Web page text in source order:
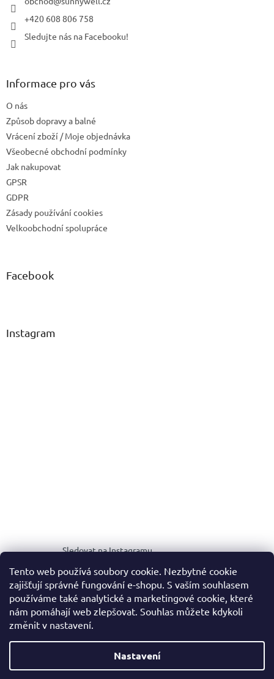
Tento web používá soubory cookie. Nezbytné cookie
zajišťují správné fungování e-shopu. S vaším souhlasem
používáme také analytické a marketingové cookie, které
nám pomáhají web zlepšovat. Souhlas můžete kdykoli
změnit v nastavení.
Nastavení
+420 608 806 758
Sledujte nás na Facebooku!
Informace pro vás
O nás
Způsob dopravy a balné
Vrácení zboží / Moje objednávka
Všeobecné obchodní podmínky
Jak nakupovat
GPSR
GDPR
Zásady používání cookies
Velkoobchodní spolupráce
Facebook
Instagram
Sledovat na Instagramu
MEDIA KIT
Vytvořil Shoptet